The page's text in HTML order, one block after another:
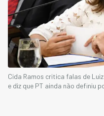
Cida Ramos critica falas de
e diz que PT ainda não definiu